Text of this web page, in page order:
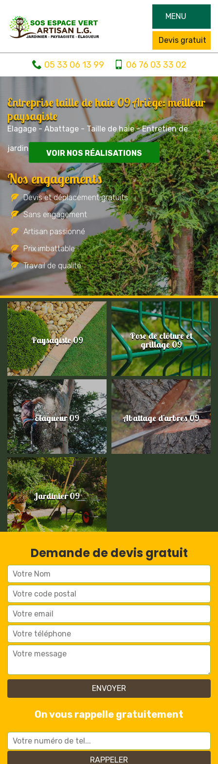
MENU
Devis gratuit
05 33 06 13 99 06 76 03 33 02
Entreprise taille de haie 09 Ariège: meilleur
paysagiste
Elagage - Abattage - Taille de haie - Entretien de
jardin
VOIR NOS RÉALISATIONS
Nos engagements
Devis et déplacement gratuits
Sans engagement
Artisan passionné
Prix imbattable
Travail de qualité
Paysagiste 09 Pose de clôture et
grillage 09
Elagueur 09 Abattage d'arbres 09
Jardinier 09
Demande de devis gratuit
On vous rappelle gratuitement